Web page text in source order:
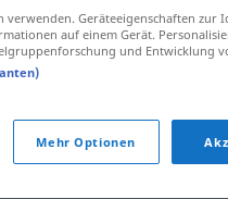
Größe(≈
verwenden. Geräteeigenschaften
auf einem Gerät.
und Entwicklung
Mehr Optionen